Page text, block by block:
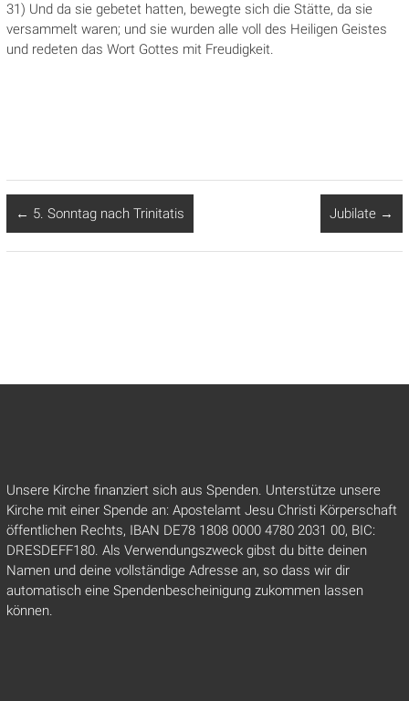
31) Und da sie gebetet hatten, bewegte sich die Stätte, da sie
versammelt waren; und sie wurden alle voll des Heiligen Geistes
und redeten das Wort Gottes mit Freudigkeit.
← 5. Sonntag nach Trinitatis Jubilate →
Unsere Kirche finanziert sich aus Spenden. Unterstütze unsere
Kirche mit einer Spende an: Apostelamt Jesu Christi Körperschaft
öffentlichen Rechts, IBAN DE78 1808 0000 4780 2031 00, BIC:
DRESDEFF180. Als Verwendungszweck gibst du bitte deinen
Namen und deine vollständige Adresse an, so dass wir dir
automatisch eine Spendenbescheinigung zukommen lassen
können.